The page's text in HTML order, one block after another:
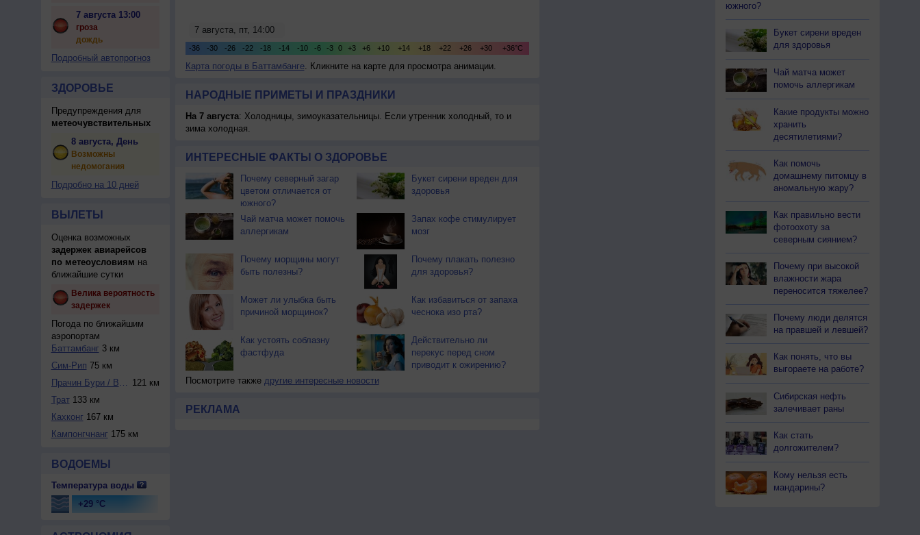
7 августа 13:00
гроза
дождь
Подробный автопрогноз
ЗДОРОВЬЕ
Предупреждения для
метеочувствительных
8 августа, День
Возможны
недомогания
Подробно на 10 дней
ВЫЛЕТЫ
Оценка возможных
задержек авиарейсов
по метеоусловиям на
ближайшие сутки
Велика вероятность
задержек
Погода по ближайшим
аэропортам
Баттамбанг 3 км
Сим-Рип 75 км
Прачин Бури / Ват... 121 км
Трат133 км
Кахконг 167 км
Кампонгчнанг 175 км
ВОДОЕМЫ
Температура воды
+29 °C
Карта погоды в Баттамбанге. Кликните на карте для просмотра анимации.
НАРОДНЫЕ ПРИМЕТЫ И ПРАЗДНИКИ
На 7 августа: Холодницы, зимоуказательницы. Если утренник холодный, то и
зима холодная.
ИНТЕРЕСНЫЕ ФАКТЫ О ЗДОРОВЬЕ
Почему северный загар
цветом отличается от
южного?
Букет сирени вреден для
здоровья
Чай матча может помочь
аллергикам
Запах кофе стимулирует
мозг
Почему морщины могут
быть полезны?
Почему плакать полезно
для здоровья?
Может ли улыбка быть
причиной морщинок?
Как избавиться от запаха
чеснока изо рта?
Как устоять соблазну
фастфуда
Действительно ли
перекус перед сном
приводит к ожирению?
Посмотрите также другие интересные новости
РЕКЛАМА
южного?
Букет сирени вреден
для здоровья
Чай матча может
помочь аллергикам
Какие продукты можно
хранить
десятилетиями?
Как помочь
домашнему питомцу в
аномальную жару?
Как правильно вести
фотоохоту за
северным сиянием?
Почему при высокой
влажности жара
переносится тяжелее?
Почему люди делятся
на правшей и левшей?
Как понять, что вы
выгораете на работе?
Сибирская нефть
залечивает раны
Как стать
долгожителем?
Кому нельзя есть
мандарины?